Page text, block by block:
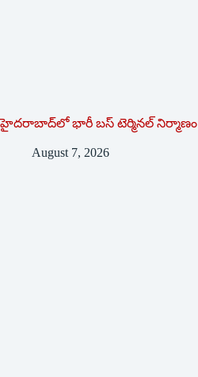
హైదరాబాద్‌లో భారీ బస్‌ ‌టెర్మినల్‌ ‌నిర్మాణం
August 7, 2026